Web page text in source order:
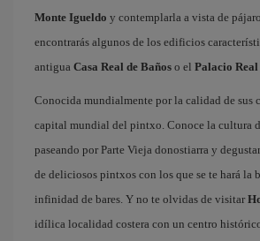
Monte Igueldo y contemplarla a vista de
encontrarás algunos de los edificios
antigua Casa Real de Baños o el Palacio
Conocida mundialmente por la calidad de sus
capital mundial del pintxo. Conoce la cultura
paseando por Parte Vieja donostiarra y
de deliciosos pintxos con los que se te hará la
infinidad de bares. Y no te olvidas de visitar
idílica localidad costera con un centro